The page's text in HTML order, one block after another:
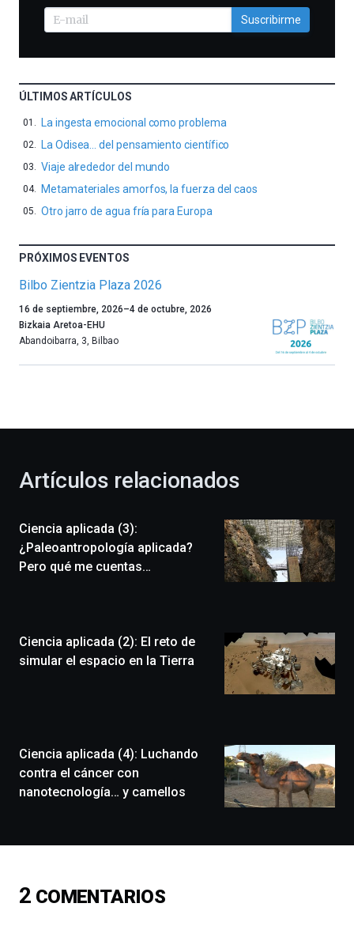
Suscribirme
ÚLTIMOS ARTÍCULOS
La ingesta emocional como problema
La Odisea… del pensamiento científico
Viaje alrededor del mundo
Metamateriales amorfos, la fuerza del caos
Otro jarro de agua fría para Europa
PRÓXIMOS EVENTOS
Bilbo Zientzia Plaza 2026
Un
año
más,
celebración
novena
edición
de
un
festival
monólogos,
exposiciones,
docufórums
de
16
16 de septiembre, 2026–4 de octubre, 2026
Bizkaia Aretoa-EHU
Abandoibarra, 3, Bilbao
Artículos relacionados
Ciencia aplicada (3):
¿Paleoantropología aplicada?
Pero qué me cuentas…
Ciencia aplicada (2): El reto de
simular el espacio en la Tierra
Ciencia aplicada (4): Luchando
contra el cáncer con
nanotecnología… y camellos
2 COMENTARIOS